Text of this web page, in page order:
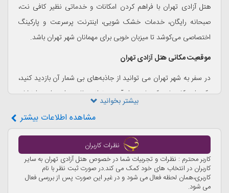
هتل آزادی تهران با فراهم کردن امکانات و خدماتی نظیر کافی نت،
صبحانه رایگان، خدمات خشک شویی، اینترنت پرسرعت و پارکینگ
اختصاصی می‌کوشد تا میزبان خوبی برای مهمانان شهر تهران باشد.
موقعیت مکانی هتل آزادی تهران
در سفر به شهر تهران می توانید از جاذبه‌های بی شمار آن بازدید کنید،
یکی از مکان‌هایی که بازدید از آن می‌تواند عظمت این شهر را نشان
دهد بام تهران است، در صورتی که در سفر به
آزادی را انتخاب کرده‌اید، دسترسی مناسبی به بام تهران خواهید
داشت. اگر به خرید علاقه دارید مراکز خرید بزرگی همچون مرکز خرید
پالادیوم در نزدیکی شما قرار خواهد داشت، برای داشتن یک سفر
خاطره انگیز به تهران با توجه به علاقه خود به تاریخ (موزه ایران
باستان)، فرهنگ (عمارت مسعودیه)، هنر (موزه سینما)، طبیعت (دربند)
بیشتر بخوانید
مشاهده اطلاعات بیشتر
نظرات کاربران
کاربر محترم : نظرات و تجربیات شما در خصوص هتل آزادی تهران به سایر
کاربران در انتخاب های خود کمک می کند.در صورت ثبت نظر با نام
کاربری،همان لحظه فعال می شود و در غیر این صورت پس از بررسی فعال
می شود.